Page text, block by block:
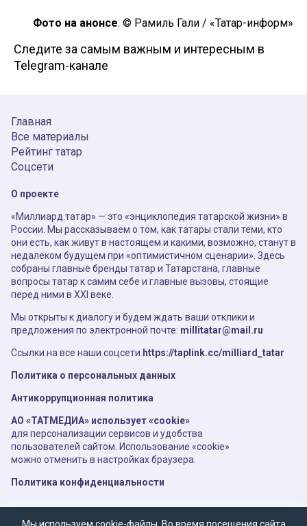
Фото на анонсе: © Рамиль Гали / «Татар-информ»
Следите за самым важным и интересным в
Telegram-канале
Главная
Все материалы
Рейтинг татар
Соцсети
О проекте
«Миллиард.татар» — это «энциклопедия татарской жизни» в
России. Мы рассказываем о том, как татары стали теми, кто
они есть, как живут в настоящем и какими, возможно, станут в
недалеком будущем при «оптимистичном сценарии». Здесь
собраны главные бренды татар и Татарстана, главные
вопросы татар к самим себе и главные вызовы, стоящие
перед ними в XXI веке.
Мы открыты к диалогу и будем ждать ваши отклики и
предложения по электронной почте: millitatar@mail.ru
Ссылки на все наши соцсети https://taplink.cc/milliard_tatar
Политика о персональных данных
Антикоррупционная политика
АО «ТАТМЕДИА» использует «cookie»
для персонализации сервисов и удобства
пользователей сайтом. Использование «cookie»
можно отменить в настройках браузера.
Политика конфиденциальности